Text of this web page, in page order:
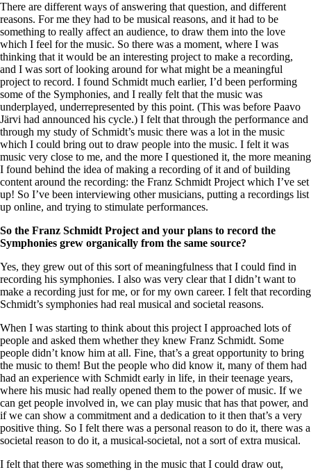
There are different ways of answering that question, and different
reasons. For me they had to be musical reasons, and it had to be
something to really affect an audience, to draw them into the love
which I feel for the music. So there was a moment, where I was
thinking that it would be an interesting project to make a recording,
and I was sort of looking around for what might be a meaningful
project to record. I found Schmidt much earlier, I’d been performing
some of the Symphonies, and I really felt that the music was
underplayed, underrepresented by this point. (This was before Paavo
Järvi had announced his cycle.) I felt that through the performance and
through my study of Schmidt’s music there was a lot in the music
which I could bring out to draw people into the music. I felt it was
music very close to me, and the more I questioned it, the more meaning
I found behind the idea of making a recording of it and of building
content around the recording: the Franz Schmidt Project which I’ve set
up! So I’ve been interviewing other musicians, putting a recordings list
up online, and trying to stimulate performances.
So the Franz Schmidt Project and your plans to record the
Symphonies grew organically from the same source?
Yes, they grew out of this sort of meaningfulness that I could find in
recording his symphonies. I also was very clear that I didn’t want to
make a recording just for me, or for my own career. I felt that recording
Schmidt’s symphonies had real musical and societal reasons.
When I was starting to think about this project I approached lots of
people and asked them whether they knew Franz Schmidt. Some
people didn’t know him at all. Fine, that’s a great opportunity to bring
the music to them! But the people who did know it, many of them had
had an experience with Schmidt early in life, in their teenage years,
where his music had really opened them to the power of music. If we
can get people involved in, we can play music that has that power, and
if we can show a commitment and a dedication to it then that’s a very
positive thing. So I felt there was a personal reason to do it, there was a
societal reason to do it, a musical-societal, not a sort of extra musical.
I felt that there was something in the music that I could draw out,